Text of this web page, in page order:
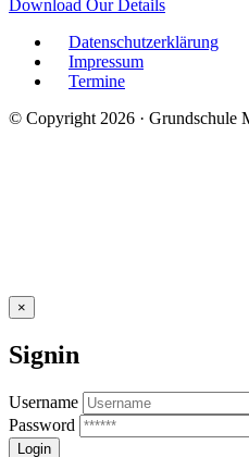
Download Our Details
Datenschutzerklärung
Impressum
Termine
© Copyright 2026 · Grundschule
×
Signin
Username
Password